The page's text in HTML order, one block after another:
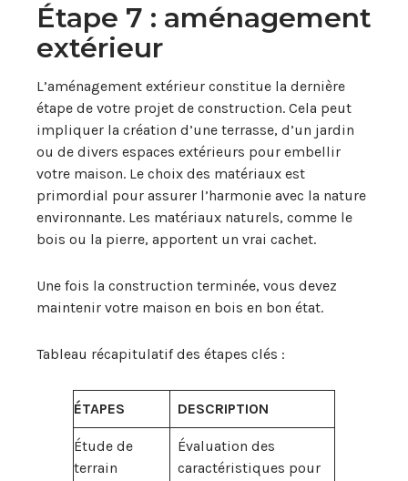
Étape 7 : aménagement
extérieur
L’aménagement extérieur constitue la dernière
étape de votre projet de construction. Cela peut
impliquer la création d’une terrasse, d’un jardin
ou de divers espaces extérieurs pour embellir
votre maison. Le choix des matériaux est
primordial pour assurer l’harmonie avec la nature
environnante. Les matériaux naturels, comme le
bois ou la pierre, apportent un vrai cachet.
Une fois la construction terminée, vous devez
maintenir votre maison en bois en bon état.
Tableau récapitulatif des étapes clés :
ÉTAPES DESCRIPTION
Étude de
terrain
Évaluation des
caractéristiques pour